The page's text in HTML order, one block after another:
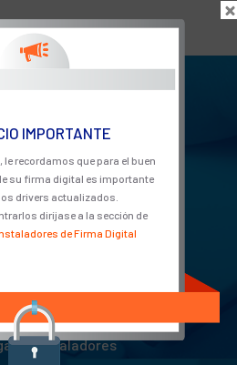
de Instaladores
IMPORTANTE
recordamos que para el buen
su firma digital es importante
drivers actualizados.
diríjase a la sección de
de Firma Digital